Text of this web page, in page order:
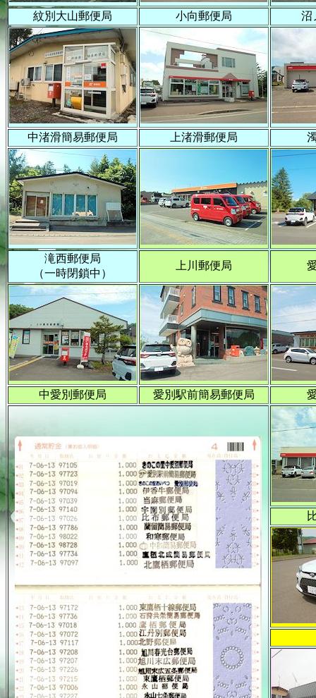
紋別大山郵便局 小向郵便局 沼
中渚滑簡易郵便局 上渚滑郵便局
滝西郵便局
（一時閉鎖中）
上川郵便局
中愛別郵便局 愛別駅前簡易郵便局